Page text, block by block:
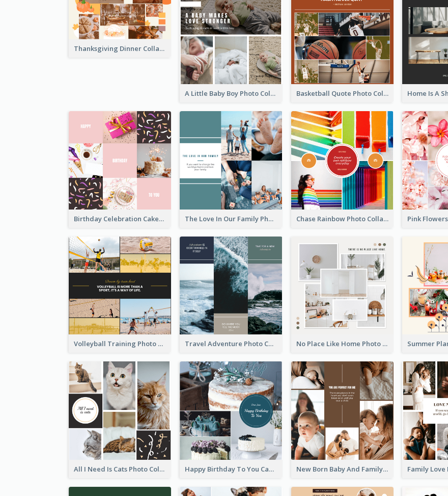
Thanksgiving Dinner Collage
A Little Baby Boy Photo Collage Basketball Quote Photo Collage
Birthday Celebration Cakes Photo Collage The Love In Our Family Photo Collage Chase Rainbow Photo Collage
Volleyball Training Photo Collage Travel Adventure Photo Collage No Place Like Home Photo Collage
All I Need Is Cats Photo Collage Happy Birthday To You Cakes Photo Collage New Born Baby And Family Photo Collage